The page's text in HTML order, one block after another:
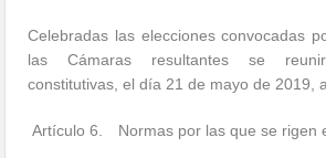
Celebradas las elecciones convocadas
las Cámaras resultantes se
constitutivas, el día 21 de mayo de 2019,
Artículo 6. Normas por las que se rigen